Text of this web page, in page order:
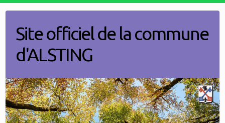
contentSite officiel de la commune
d'ALSTING